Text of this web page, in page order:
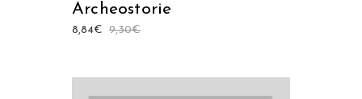
Archeostorie
9,30€
8,84€